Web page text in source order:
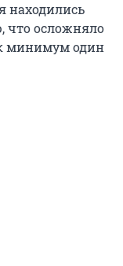
находились
что осложняло
минимум один